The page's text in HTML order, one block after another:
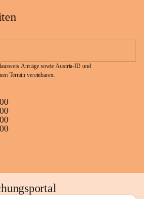
Anträge sowie Austria-ID und
Termin vereinbaren.